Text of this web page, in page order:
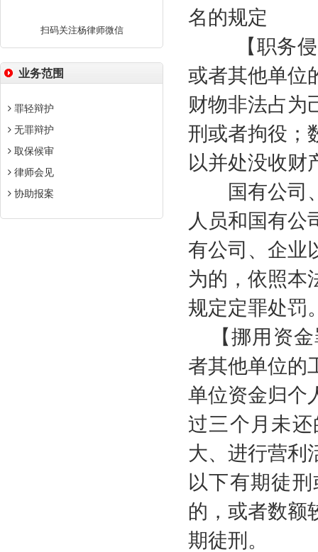
扫码关注杨律师微信
业务范围
罪轻辩护
无罪辩护
取保候审
律师会见
协助报案
名的规定
【职务
或者其他单位
财物非法占为
刑或者拘役；
以并处没收财
国有公司、
人员和国有公
有公司、企业
为的，依照本
规定定罪处罚
【挪用资
者其他单位的
单位资金归个
过三个月未
大、进行营利
以下有期徒
的，或者数额
期徒刑。